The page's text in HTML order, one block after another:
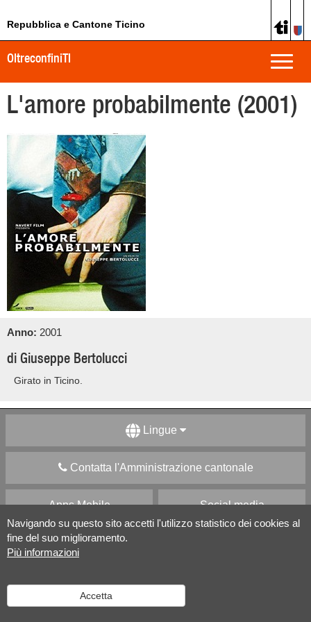
Navigando su questo sito accetti l'utilizzo statistico dei cookies al
fine del suo miglioramento.
Più informazioni
Accetta
Repubblica e Cantone Ticino
Toggle
OltreconfiniTI
L'amore probabilmente (2001)
Anno: 2001
di Giuseppe Bertolucci
Girato in Ticino.
Lingue
Contatta l'Amministrazione cantonale
Apps Mobile Social media